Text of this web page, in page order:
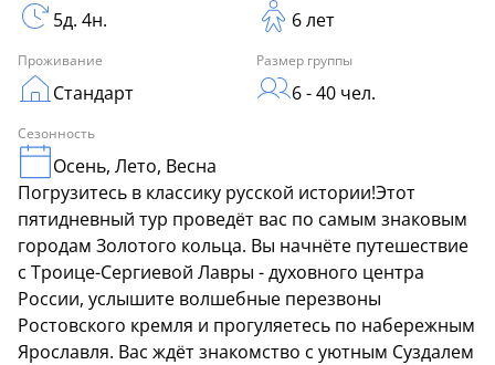
5д. 4н. 6 лет
Проживание
Стандарт
Размер группы
6 - 40 чел.
Сезонность
Осень, Лето, Весна
Погрузитесь в классику русской истории!Этот
пятидневный тур проведёт вас по самым знаковым
городам Золотого кольца. Вы начнёте путешествие
с Троице-Сергиевой Лавры - духовного центра
России, услышите волшебные перезвоны
Ростовского кремля и прогуляетесь по набережным
Ярославля. Вас ждёт знакомство с уютным Суздалем